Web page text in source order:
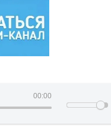
00:00